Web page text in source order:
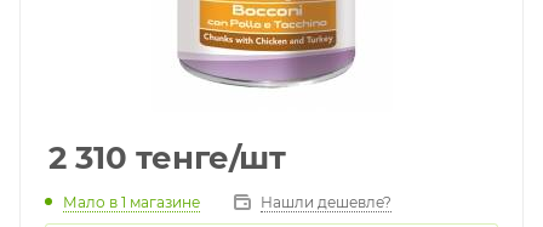
2 310 тенге/шт
Мало в 1 магазине Нашли дешевле?